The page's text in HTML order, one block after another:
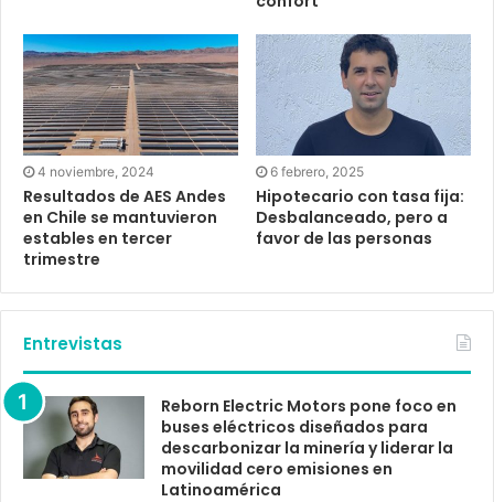
4 noviembre, 2024
Resultados de AES Andes
en Chile se mantuvieron
estables en tercer
trimestre
6 febrero, 2025
Hipotecario con tasa fija:
Desbalanceado, pero a
favor de las personas
Entrevistas
Reborn Electric Motors pone foco en
buses eléctricos diseñados para
descarbonizar la minería y liderar la
movilidad cero emisiones en
Latinoamérica